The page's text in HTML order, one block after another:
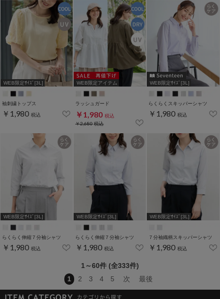
WEB限定ｻｲｽﾞ[3L]
袖刺繍トップス
￥1,980 税込
WEB限定アイテム
ラッシュガード
￥1,980 税込
￥2,680税込
WEB限定ｻｲｽﾞ[3L]
らくらくスキッパーシャツ
￥1,980 税込
WEB限定ｻｲｽﾞ[3L]
らくらく伸縮７分袖シャツ
￥1,980 税込
WEB限定ｻｲｽﾞ[3L]
らくらく伸縮７分袖シャツ
￥1,980 税込
WEB限定ｻｲｽﾞ[3L]
７分袖織柄スキッパーシャツ
￥1,980 税込
1～60件 (全333件)
1
2 3 4 5 次 最後